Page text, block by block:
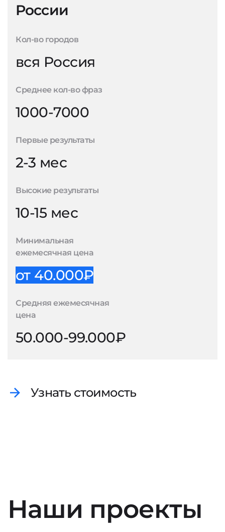
России
Кол-во городов
вся Россия
Среднее кол-во фраз
1000-7000
Первые результаты
2-3 мес
Высокие результаты
10-15 мес
Минимальная
ежемесячная цена
от 40.000₽
Средняя ежемесячная
цена
50.000-99.000₽
Узнать стоимость
Наши проекты